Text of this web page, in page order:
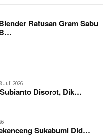
Ratusan Gram Sabu
Juli 2026
Disorot, Dik…
Sukabumi Did…